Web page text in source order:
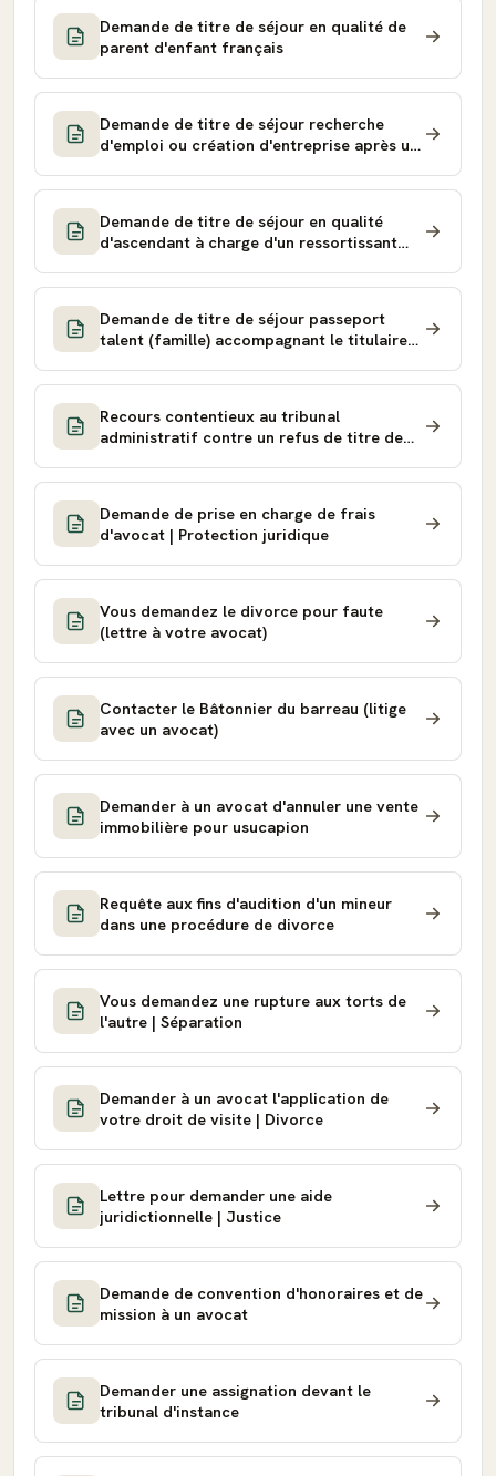
Demande de titre de séjour en qualité de
parent d'enfant français
Demande de titre de séjour recherche
d'emploi ou création d'entreprise après un
Demande de titre de séjour en qualité
d'ascendant à charge d'un ressortissant
Demande de titre de séjour passeport
talent (famille) accompagnant le titulaire
Recours contentieux au tribunal
administratif contre un refus de titre de
Demande de prise en charge de frais
d'avocat | Protection juridique
Vous demandez le divorce pour faute
(lettre à votre avocat)
Contacter le Bâtonnier du barreau (litige
avec un avocat)
Demander à un avocat d'annuler une vente
immobilière pour usucapion
Requête aux fins d'audition d'un mineur
dans une procédure de divorce
Vous demandez une rupture aux torts de
l'autre | Séparation
Demander à un avocat l'application de
votre droit de visite | Divorce
Lettre pour demander une aide
juridictionnelle | Justice
Demande de convention d'honoraires et de
mission à un avocat
Demander une assignation devant le
tribunal d'instance